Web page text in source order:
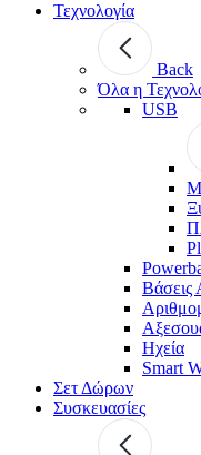
Τεχνολογία
Back
Όλα η
USB
Βάσεις
Ηχεία
Smart
Σετ Δώρων
Συσκευασίες